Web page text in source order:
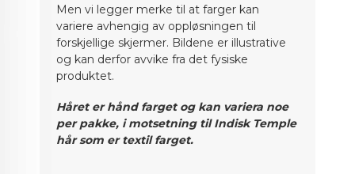
Men vi legger merke til at farger kan
variere avhengig av oppløsningen til
forskjellige skjermer. Bildene er illustrative
og kan derfor avvike fra det fysiske
produktet.
Håret er hånd farget og kan variera noe
per pakke, i motsetning til Indisk Temple
hår som er textil farget.